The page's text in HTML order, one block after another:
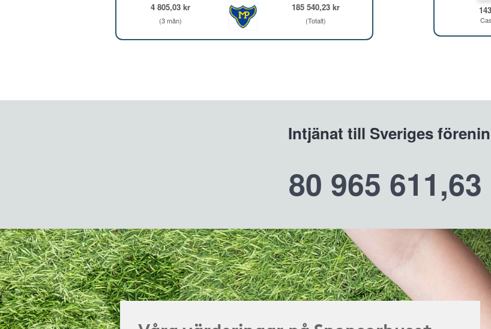
4 805,03 kr
(3 mån)
185 540,23 kr
(Totalt)
Intjänat till Sveriges
80 965